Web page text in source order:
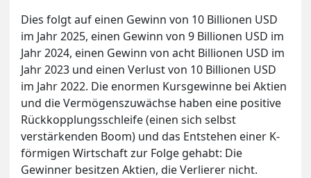
Dies folgt auf einen Gewinn von 10 Billionen USD
im Jahr 2025, einen Gewinn von 9 Billionen USD im
Jahr 2024, einen Gewinn von acht Billionen USD im
Jahr 2023 und einen Verlust von 10 Billionen USD
im Jahr 2022. Die enormen Kursgewinne bei Aktien
und die Vermögenszuwächse haben eine positive
Rückkopplungsschleife (einen sich selbst
verstärkenden Boom) und das Entstehen einer K-
förmigen Wirtschaft zur Folge gehabt: Die
Gewinner besitzen Aktien, die Verlierer nicht.